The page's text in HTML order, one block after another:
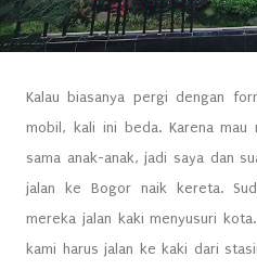
Kalau biasanya pergi dengan
mobil, kali ini beda. Karena
sama anak-anak, jadi saya dan
jalan ke Bogor naik kereta.
mereka jalan kaki menyusuri
kami harus jalan ke kaki dari